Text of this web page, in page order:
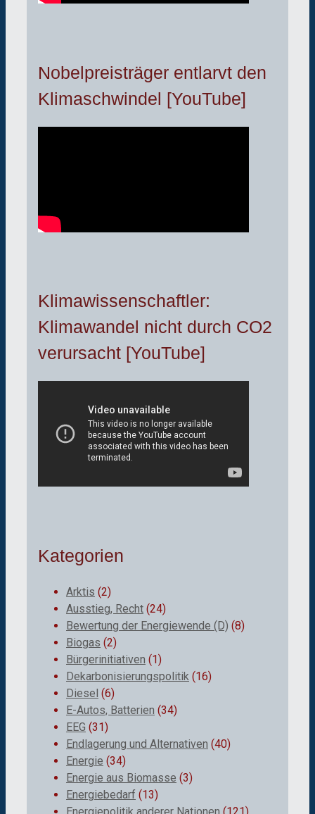
Nobelpreisträger entlarvt den
Klimaschwindel [YouTube]
Klimawissenschaftler:
Klimawandel nicht durch CO2
verursacht [YouTube]
Kategorien
Arktis (2)
Ausstieg, Recht (24)
Bewertung der Energiewende (D) (8)
Biogas (2)
Bürgerinitiativen (1)
Dekarbonisierungspolitik (16)
Diesel (6)
E-Autos, Batterien (34)
EEG (31)
Endlagerung und Alternativen (40)
Energie (34)
Energie aus Biomasse (3)
Energiebedarf (13)
Energiepolitik anderer Nationen (121)